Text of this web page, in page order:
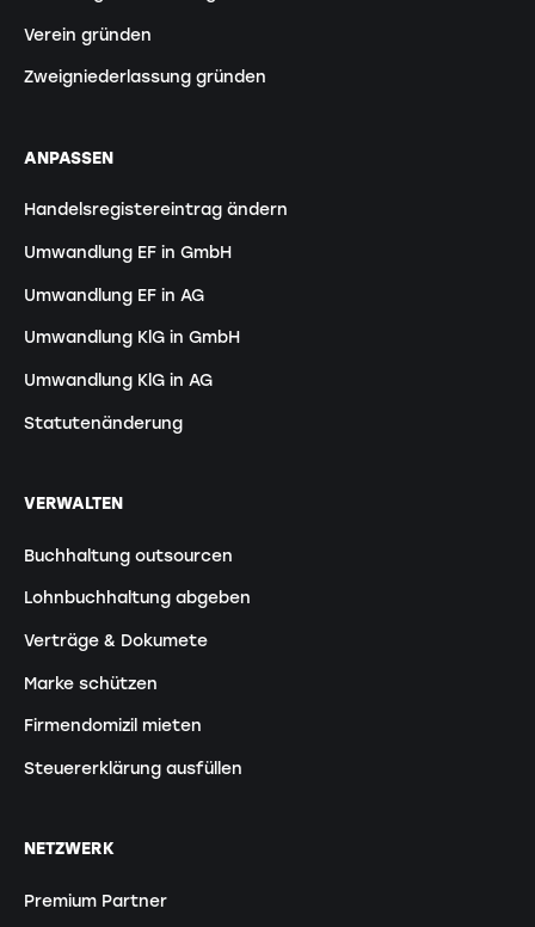
Verein gründen
Zweigniederlassung gründen
ANPASSEN
Handelsregistereintrag ändern
Umwandlung EF in GmbH
Umwandlung EF in AG
Umwandlung KlG in GmbH
Umwandlung KlG in AG
Statutenänderung
VERWALTEN
Buchhaltung outsourcen
Lohnbuchhaltung abgeben
Verträge & Dokumete
Marke schützen
Firmendomizil mieten
Steuererklärung ausfüllen
NETZWERK
Premium Partner